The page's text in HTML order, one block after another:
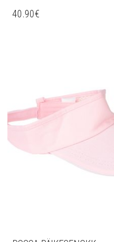
40.90€